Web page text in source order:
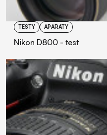
TESTY APARATY
Nikon D800 - test